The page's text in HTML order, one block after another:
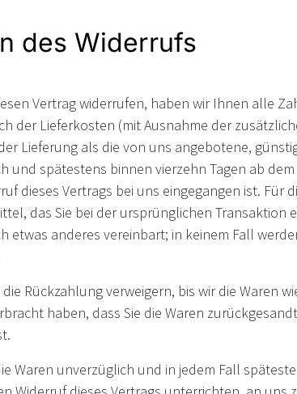
des Widerrufs
Vertrag widerrufen, haben wir Ihnen alle
der Lieferkosten (mit Ausnahme der
Lieferung als die von uns angebotene,
und spätestens binnen vierzehn Tagen ab
dieses Vertrags bei uns eingegangen ist. Für
das Sie bei der ursprünglichen Transaktion
etwas anderes vereinbart; in keinem Fall
Rückzahlung verweigern, bis wir die Waren
haben, dass Sie die Waren
Waren unverzüglich und in jedem Fall